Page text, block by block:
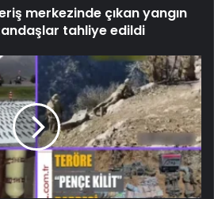
merkezinde çıkan yangın
tahliye edildi